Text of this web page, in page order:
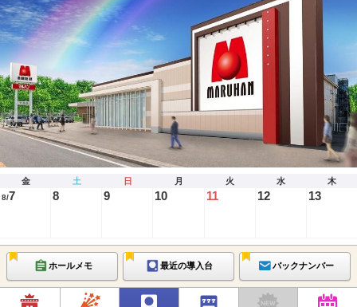
金 土 日 月 火 水 木
8/7 8 9 10 11 12 13
ホールメモ 最近の導入台 バックナンバー